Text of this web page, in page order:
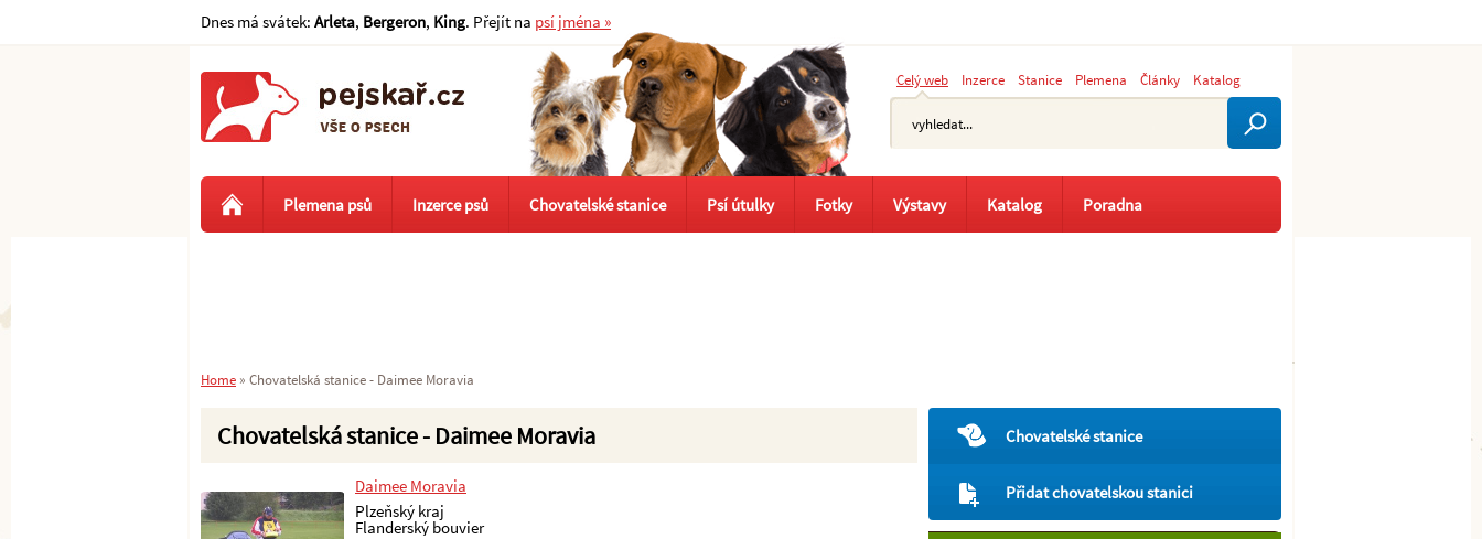
Chovatelská stanice - Daimee Moravia
Daimee Moravia
Plzeňský kraj
Flanderský bouvier
Chovatelské stanice
Přidat chovatelskou stanici
Celý web Inzerce Stanice Plemena Články Katalog
Plemena psů Inzerce psů Chovatelské stanice Psí útulky Fotky Výstavy Katalog Poradna
Home » Chovatelská stanice - Daimee Moravia
Dnes má svátek: Arleta, Bergeron, King. Přejít na psí jména »